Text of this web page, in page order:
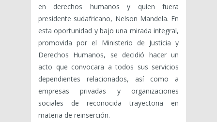
en derechos humanos y quien fuera
presidente sudafricano, Nelson Mandela. En
esta oportunidad y bajo una mirada integral,
promovida por el Ministerio de Justicia y
Derechos Humanos, se decidió hacer un
acto que convocara a todos sus servicios
dependientes relacionados, así como a
empresas privadas y organizaciones
sociales de reconocida trayectoria en
materia de reinserción.